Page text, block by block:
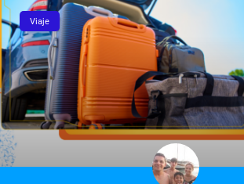
Viaje